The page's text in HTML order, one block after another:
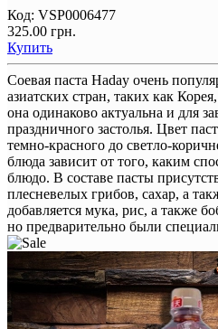
Код: VSP0006477
325.00 грн.
Купить
Соевая паста Haday очень
азиатских стран, таких как
она одинаково актуальна и для
праздничного застолья. Цвет
темно-красного до светло-
блюда зависит от того, каким
блюдо. В составе пасты
плесневелых грибов, сахар, а
добавляется мука, рис, а также
но предварительно были